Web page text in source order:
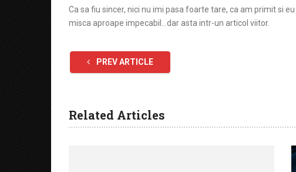
Ca sa fiu sincer, nici nu imi pasa foarte tare, ca am primit si eu
misca aproape impecabil…dar asta intr-un articol viitor.
PREV ARTICLE
Related Articles